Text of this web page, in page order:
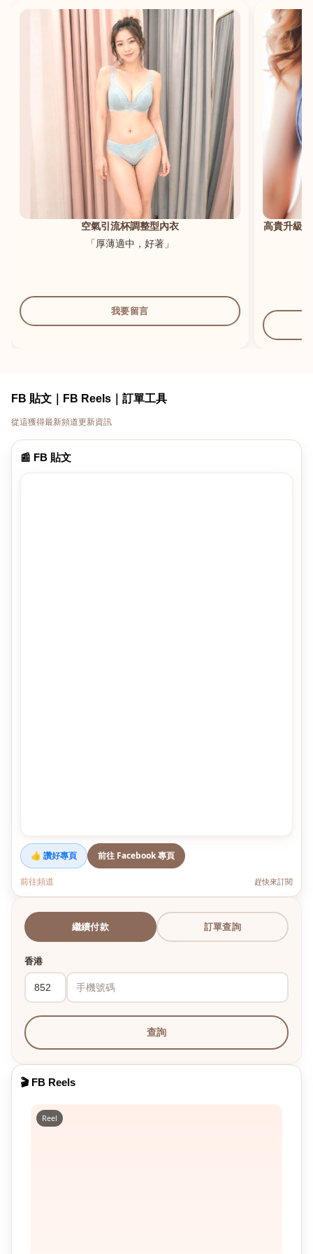
空氣引流杯調整型內衣
「厚薄適中，好著」
我要留言
高貴升級
FB 貼文｜FB Reels｜訂單工具
從這獲得最新頻道更新資訊
📰 FB 貼文
👍 讚好專頁 前往 Facebook 專頁
前往頻道 趕快來訂閱
繼續付款 訂單查詢
香港
查詢
🎬 FB Reels
Reel
港澳中文
English